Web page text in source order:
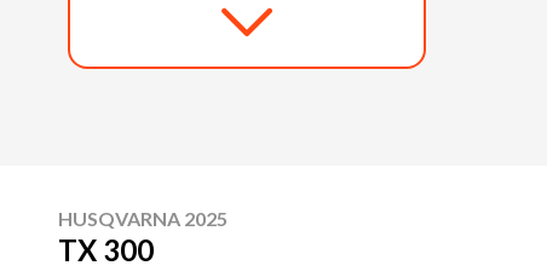
HUSQVARNA 2025
TX 300